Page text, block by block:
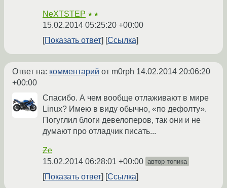
NeXTSTEP ★★
15.02.2014 05:25:20 +00:00
Показать ответ
Ссылка
Ответ на: комментарий от m0rph 14.02.2014 20:06:20
+00:00
Спасибо. А чем вообще отлаживают в мире
Linux? Имею в виду обычно, «по дефолту».
Погуглил блоги девелоперов, так они и не
думают про отладчик писать...
Ze
15.02.2014 06:28:01 +00:00 автор топика
Показать ответ Ссылка